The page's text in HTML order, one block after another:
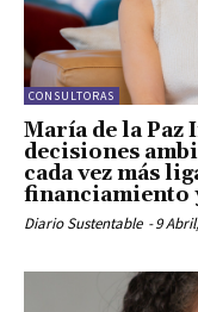
CONSULTORAS
María de la Paz
decisiones
cada vez más
financiamiento
Diario Sustentable -9